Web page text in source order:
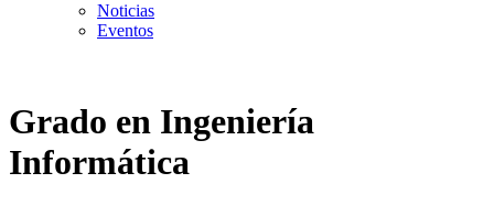
Noticias
Eventos
Grado en Ingeniería
Informática